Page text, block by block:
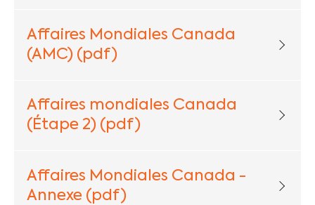
Affaires Mondiales Canada
(AMC) (pdf)
Affaires mondiales Canada
(Étape 2) (pdf)
Affaires Mondiales Canada -
Annexe (pdf)